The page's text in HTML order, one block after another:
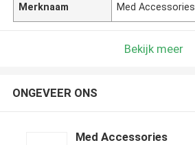
Merknaam Med Accessories
Bekijk meer
ONGEVEER ONS
Med Accessories